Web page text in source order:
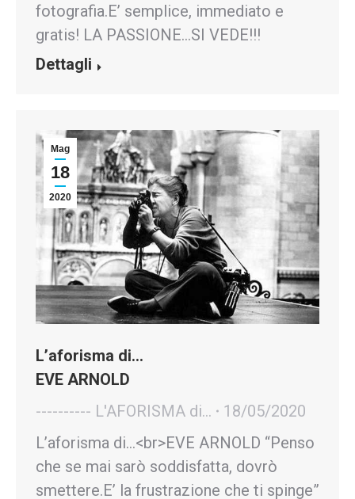
fotografia.E’ semplice, immediato e
gratis! LA PASSIONE…SI VEDE!!!
Dettagli
Mag
18
2020
L’aforisma di…
EVE ARNOLD
---------- L'AFORISMA di...
18/05/2020
L’aforisma di…<br>EVE ARNOLD “Penso
che se mai sarò soddisfatta, dovrò
smettere.E’ la frustrazione che ti spinge”